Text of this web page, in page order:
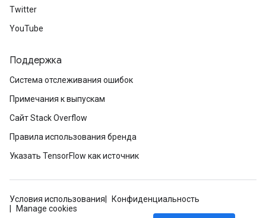
Twitter
YouTube
Поддержка
Система отслеживания ошибок
Примечания к выпускам
Сайт Stack Overflow
Правила использования бренда
Указать TensorFlow как источник
Условия использования
Конфиденциальность
Manage cookies